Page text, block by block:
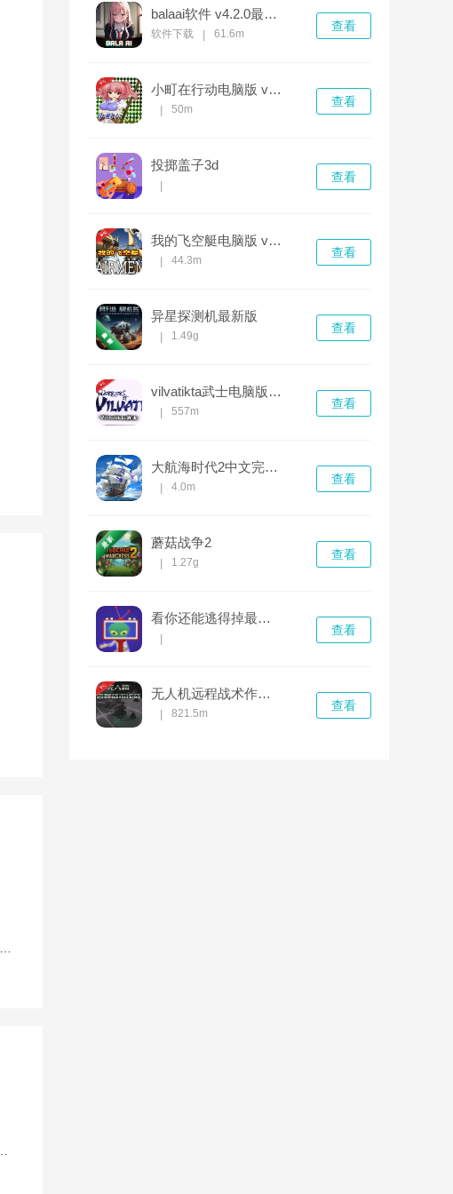
balaai软件 v4.2.0最新版
软件下载 61.6m
查看
小町在行动电脑版 v2.1.0完整版
50m
查看
投掷盖子3d
查看
我的飞空艇电脑版 v1.0.0完整版
44.3m
查看
异星探测机最新版
1.49g
查看
vilvatikta武士电脑版 v2.3.1完整版
557m
查看
大航海时代2中文完整版 v1.9汉化版
4.0m
查看
蘑菇战争2
1.27g
查看
看你还能逃得掉最新版
查看
无人机远程战术作战电脑版 v1.0.0完整版
821.5m
查看